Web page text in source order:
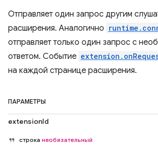
Отправляет один запрос другим
расширения. Аналогично
отправляет только один запрос с
ответом. Событие
на каждой странице расширения.
ПАРАМЕТРЫ
extensionId
строка необязательный